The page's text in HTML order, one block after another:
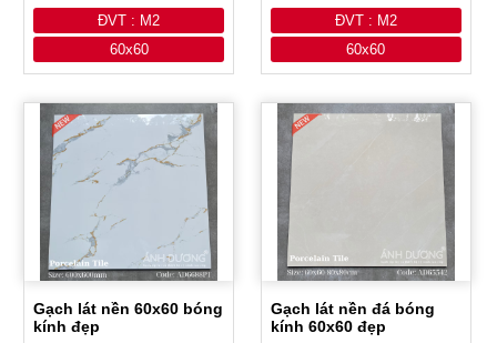
ĐVT : M2
60x60
ĐVT : M2
60x60
Gạch lát nền 60x60 bóng
kính đẹp
Gạch lát nền đá bóng
kính 60x60 đẹp